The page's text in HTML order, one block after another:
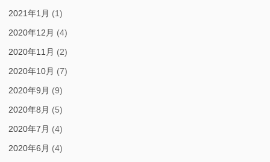
2021年1月 (1)
2020年12月 (4)
2020年11月 (2)
2020年10月 (7)
2020年9月 (9)
2020年8月 (5)
2020年7月 (4)
2020年6月 (4)